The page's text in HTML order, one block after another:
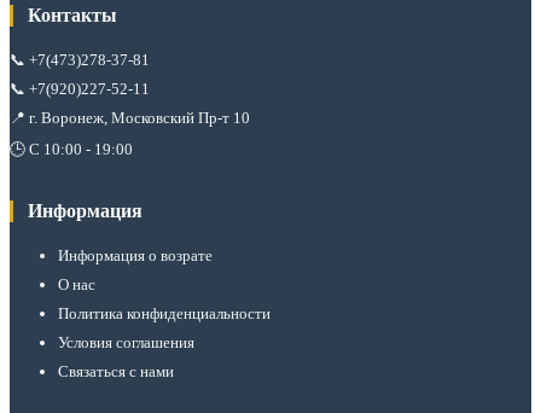
Контакты
📞 +7(473)278-37-81
📞 +7(920)227-52-11
📍 г. Воронеж, Московский Пр-т 10
🕒 С 10:00 - 19:00
Информация
Информация о возрате
О нас
Политика конфиденциальности
Условия соглашения
Связаться с нами